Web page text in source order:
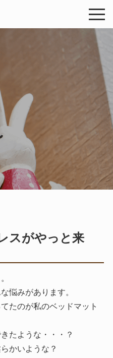
スがやっと来
悩みがあります。
たのが私のベッドマット
たような・・・？
かいような？